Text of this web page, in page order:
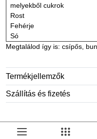
melyekből cukrok
Rost
Fehérje
Só
Megtalálod így is: csípős,
Termékjellemzők
Szállítás és fizetés